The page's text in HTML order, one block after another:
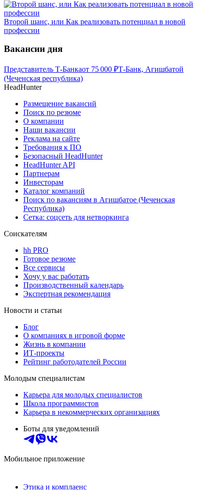
Второй шанс, или Как реализовать потенциал в новой
профессии
Вакансии дня
Представитель Т-Банкаот 75 000 ₽Т-Банк, Агишбатой
(Чеченская республика)
HeadHunter
Размещение вакансий
Поиск по резюме
О компании
Наши вакансии
Реклама на сайте
Требования к ПО
Безопасный HeadHunter
HeadHunter API
Партнерам
Инвесторам
Каталог компаний
Поиск по вакансиям в Агишбатое (Чеченская
Республика)
Сетка: соцсеть для нетворкинга
Соискателям
hh PRO
Готовое резюме
Все сервисы
Хочу у вас работать
Производственный календарь
Экспертная рекомендация
Новости и статьи
Блог
О компаниях в игровой форме
Жизнь в компании
ИТ-проекты
Рейтинг работодателей России
Молодым специалистам
Карьера для молодых специалистов
Школа программистов
Карьера в некоммерческих организациях
Боты для уведомлений
Мобильное приложение
Этика и комплаенс